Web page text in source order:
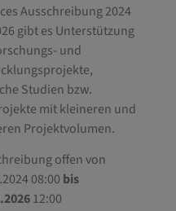
Ausschreibung 2024
gibt es Unterstützung
und
Studien bzw.
mit kleineren und
Projektvolumen.
offen von
08:00 bis
12:00